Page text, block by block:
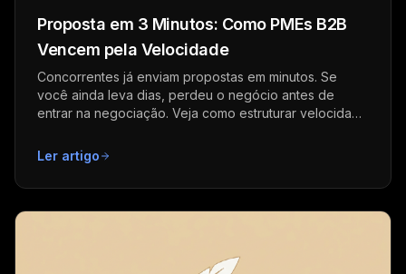
Proposta em 3 Minutos: Como PMEs B2B
Vencem pela Velocidade
Concorrentes já enviam propostas em minutos. Se
você ainda leva dias, perdeu o negócio antes de
entrar na negociação. Veja como estruturar velocidade
Ler artigo